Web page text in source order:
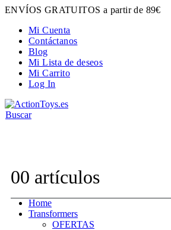
ENVÍOS GRATUITOS a partir de 89€
Mi Cuenta
Contáctanos
Blog
Mi Lista de deseos
Mi Carrito
Log In
Buscar
00 artículos
Home
Transformers
OFERTAS